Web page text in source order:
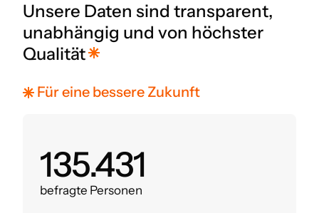
Unsere Daten sind transparent,
unabhängig und von höchster
Qualität
Für eine bessere Zukunft
160.000
befragte Personen